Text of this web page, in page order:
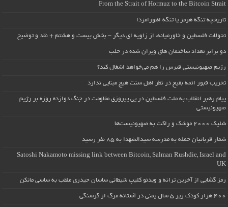
From the Strait of Hormuz to the Bitcoin Strait
تاریخچه تنگه هرمز یا تنگه اهورامزدا
تحولات فلسطین و خاورمیانه، از زاویه ای دیگر – بخش بیست و هشتم + نقد و توضیح
دو برابر تعداد ساختمان های ویران شده در حلب
رژیم صهیونیستی قبرس را هم می‌خواهد اشغال کند؟
تخریب قبور ائمه بقیع در نظر اهل سنت هیچ مبنایی ندارد
پیام رهبر انقلاب به ملت فلسطین در پی پیروزی مقاومت در جنگ دوازده روزه بر رژیم
صهیونیستی
شلیک ۲۰۰۰ موشک و راکت به صهیونیست‌ها
شمار قربانیان حمله به مدرسه سیدالشهدا به ۸۵ نفر رسید
Satoshi Nakamoto missing link between Bitcoin, Salman Rushdie, Israel and
UK
رمز گشایی از آخرین ترانه و ویدئو کلیپ شیطانی ساسان حیدری ملقب به ساسی مانکن
۴۰۰ هزار کودک زیر ۵ سال یمنی در آستانه مرگ از گرسنگی